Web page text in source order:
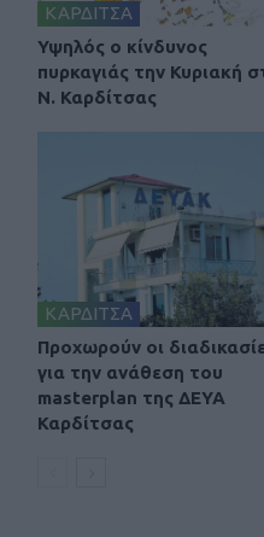
ΚΑΡΔΙΤΣΑ
Υψηλός ο κίνδυνος
πυρκαγιάς την Κυριακή
Ν. Καρδίτσας
ΚΑΡΔΙΤΣΑ
Προχωρούν οι
για την ανάθεση του
masterplan της ΔΕΥΑ
Καρδίτσας